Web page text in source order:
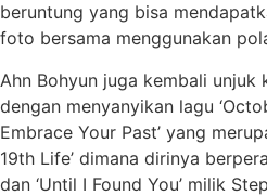
beruntung yang bisa
foto bersama menggunakan
Ahn Bohyun juga kembali unjuk
dengan menyanyikan lagu
Embrace Your Past’ yang
19th Life’ dimana dirinya
dan ‘Until I Found You’ milik